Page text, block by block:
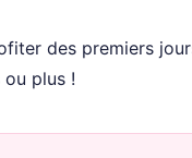
des premiers
ou plus !